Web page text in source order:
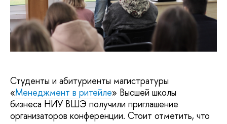
Студенты и абитуриенты магистратуры
«Менеджмент в ритейле» Высшей школы
бизнеса НИУ ВШЭ получили приглашение
организаторов конференции. Стоит отметить, что